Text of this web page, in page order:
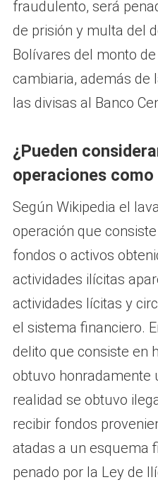
fraudulento, será
de prisión y multa del
Bolívares del monto
cambiaria, además de
las divisas al Banco
¿Pueden
operaciones
Según Wikipedia el
operación que
fondos o activos
actividades ilícitas
actividades lícitas y
el sistema financiero.
delito que consiste en
obtuvo honradamente
realidad se obtuvo
recibir fondos
atadas a un esquema
penado por la Ley de